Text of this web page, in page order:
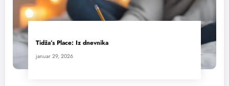
Tidža’s Place: Iz dnevnika
januar 29, 2026